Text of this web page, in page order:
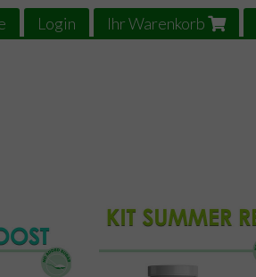
Login Ihr Warenkorb